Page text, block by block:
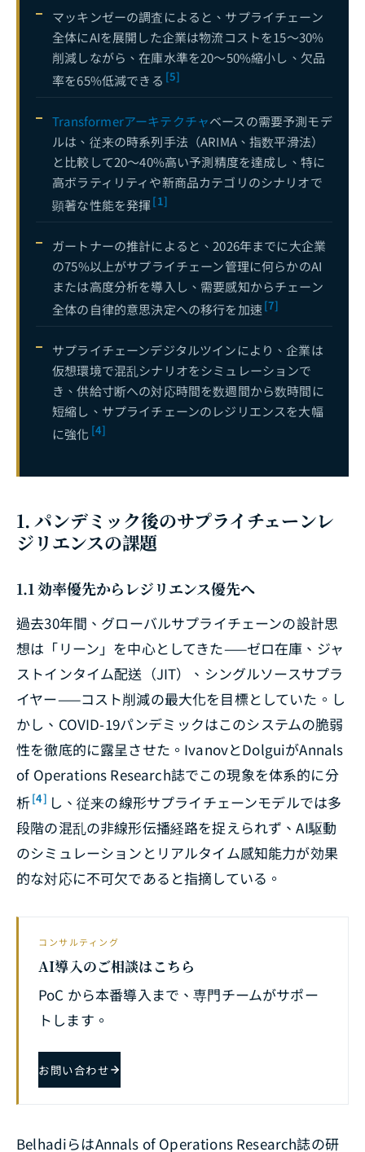
11 AIエネルギー危機の徹底分析：データセンターの電力課題、Green AI、そして台湾のサステナブル転換への道
AI × ファッション：Stable DiffusionからNano Banana Proまで——モデル軍拡競争が産業ルールを書き換える
マッキンゼーの調査によると、サプライチェーン
全体にAIを展開した企業は物流コストを15〜30%
削減しながら、在庫水準を20〜50%縮小し、欠品
率を65%低減できる [5]
Transformerアーキテクチャベースの需要予測モデ
ルは、従来の時系列手法（ARIMA、指数平滑法）
と比較して20〜40%高い予測精度を達成し、特に
高ボラティリティや新商品カテゴリのシナリオで
顕著な性能を発揮[1]
ガートナーの推計によると、2026年までに大企業
の75%以上がサプライチェーン管理に何らかのAI
または高度分析を導入し、需要感知からチェーン
全体の自律的意思決定への移行を加速[7]
サプライチェーンデジタルツインにより、企業は
仮想環境で混乱シナリオをシミュレーションで
き、供給寸断への対応時間を数週間から数時間に
短縮し、サプライチェーンのレジリエンスを大幅
に強化 [4]
1. パンデミック後のサプライチェーンレ
ジリエンスの課題
1.1 効率優先からレジリエンス優先へ
過去30年間、グローバルサプライチェーンの設計思
想は「リーン」を中心としてきた——ゼロ在庫、ジャ
ストインタイム配送（JIT）、シングルソースサプラ
イヤー——コスト削減の最大化を目標としていた。し
かし、COVID-19パンデミックはこのシステムの脆弱
性を徹底的に露呈させた。IvanovとDolguiがAnnals
of Operations Research誌でこの現象を体系的に分
析[4] し、従来の線形サプライチェーンモデルでは多
段階の混乱の非線形伝播経路を捉えられず、AI駆動
のシミュレーションとリアルタイム感知能力が効果
的な対応に不可欠であると指摘している。
コンサルティング
AI導入のご相談はこちら
PoC から本番導入まで、専門チームがサポー
トします。
お問い合わせ
BelhadiらはAnnals of Operations Research誌の研